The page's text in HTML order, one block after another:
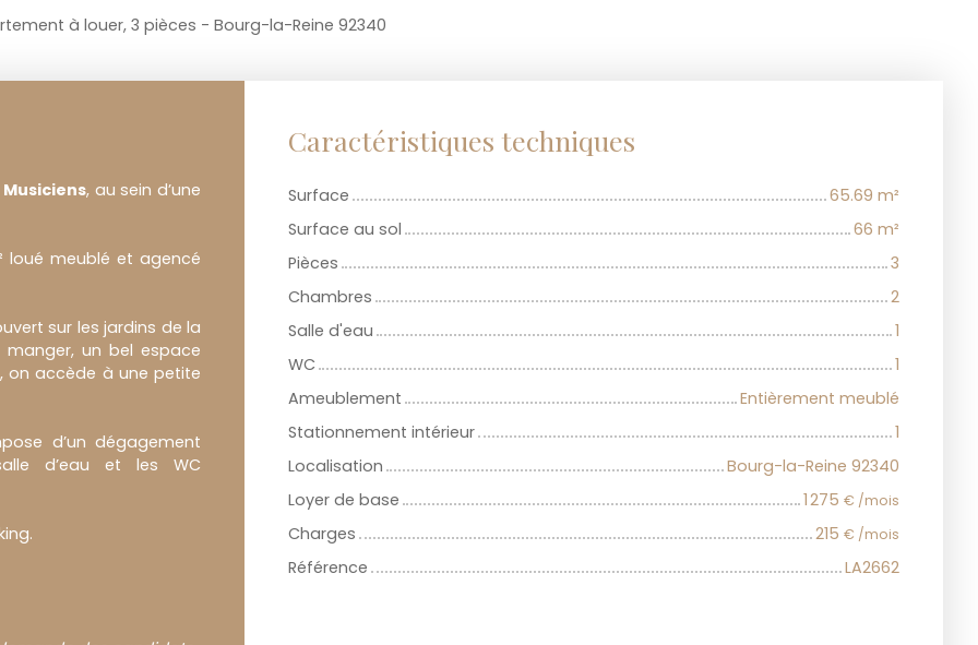
à louer, 3 pièces - Bourg-la-Reine 92340
, au sein d’une
loué meublé et agencé
sur les jardins de la
un bel espace
on accède à une petite
d’un dégagement
d’eau et les WC
Caractéristiques techniques
Surface 65.69 m²
Surface au sol
66 m²
Pièces
3
Chambres
2
Salle d'eau
1
WC
1
Ameublement
Entièrement meublé
Stationnement intérieur
1
Localisation
Bourg-la-Reine 92340
Loyer de base
1 275 € /mois
Charges 215 € /mois
Référence LA2662